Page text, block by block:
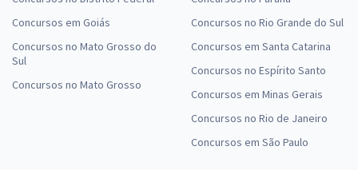
Concursos em Goiás
Concursos no Mato Grosso do
Sul
Concursos no Mato Grosso
Concursos no Rio Grande do Sul
Concursos em Santa Catarina
Concursos no Espírito Santo
Concursos em Minas Gerais
Concursos no Rio de Janeiro
Concursos em São Paulo